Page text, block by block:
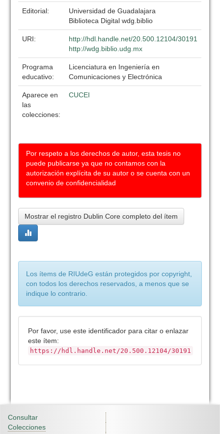
Editorial:
Universidad de Guadalajara
Biblioteca Digital wdg.biblio
URI:
http://hdl.handle.net/20.500.12104/30191
http://wdg.biblio.udg.mx
Programa
educativo:
Licenciatura en Ingeniería en
Comunicaciones y Electrónica
Aparece en
las
colecciones:
CUCEI
Por respeto a los derechos de autor, esta tesis no
puede publicarse ya que no contamos con la
autorización explícita de su autor o se cuenta con un
convenio de confidencialidad
Mostrar el registro Dublin Core completo del ítem
Los ítems de RIUdeG están protegidos por copyright,
con todos los derechos reservados, a menos que se
indique lo contrario.
Por favor, use este identificador para citar o enlazar
este ítem:
https://hdl.handle.net/20.500.12104/30191
Consultar
Colecciones